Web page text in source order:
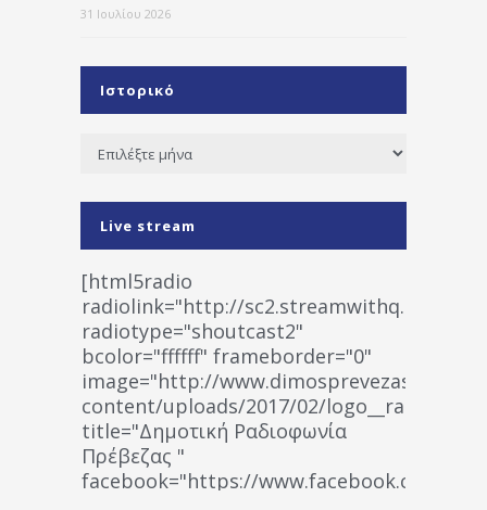
31 Ιουλίου 2026
Ιστορικό
Ιστορικό
Live stream
[html5radio
radiolink="http://
radiotype="shoutcast2"
bcolor="ffffff" frameborder="0"
image="http://www.dimosprevezas.gr/wp-
content/uploads/2017/02/
title="Δημοτική Ραδιοφωνία
Πρέβεζας "
facebook="https://www.facebook.com/